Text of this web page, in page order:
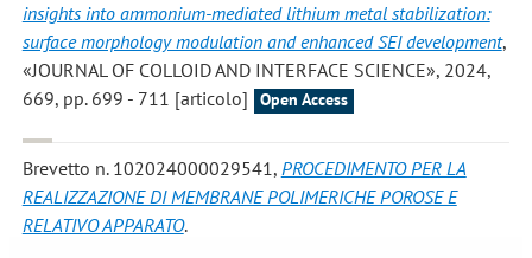
insights into ammonium-mediated lithium metal stabilization:
surface morphology modulation and enhanced SEI development,
«JOURNAL OF COLLOID AND INTERFACE SCIENCE», 2024,
669, pp. 699 - 711 [articolo]
Open Access
Brevetto n. 102024000029541, PROCEDIMENTO PER LA
REALIZZAZIONE DI MEMBRANE POLIMERICHE POROSE E
RELATIVO APPARATO.